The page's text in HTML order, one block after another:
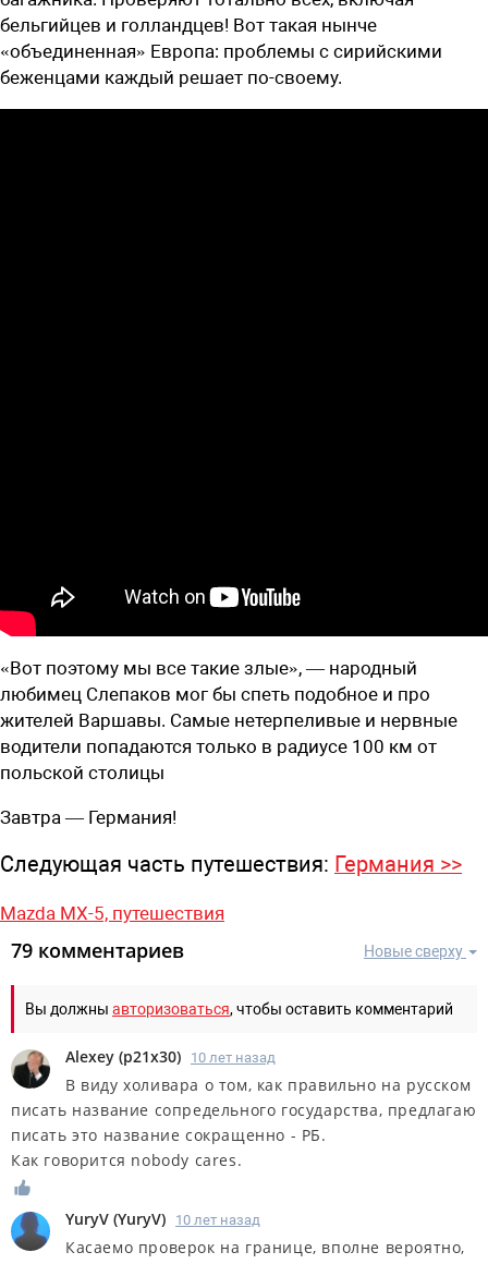
бельгийцев и голландцев! Вот такая нынче
«объединенная» Европа: проблемы с сирийскими
беженцами каждый решает по-своему.
«Вот поэтому мы все такие злые», — народный
любимец Слепаков мог бы спеть подобное и про
жителей Варшавы. Самые нетерпеливые и нервные
водители попадаются только в радиусе 100 км от
польской столицы
Завтра — Германия!
Следующая часть путешествия: Германия >>
Mazda MX-5, путешествия
Новые сверху
79 комментариев
Вы должны авторизоваться, чтобы оставить комментарий
Alexey (p21x30) 10 лет назад
В виду холивара о том, как правильно на русском
писать название сопредельного государства, предлагаю
писать это название сокращенно - РБ.
Как говорится nobody cares.
YuryV (YuryV) 10 лет назад
Касаемо проверок на границе, вполне вероятно,